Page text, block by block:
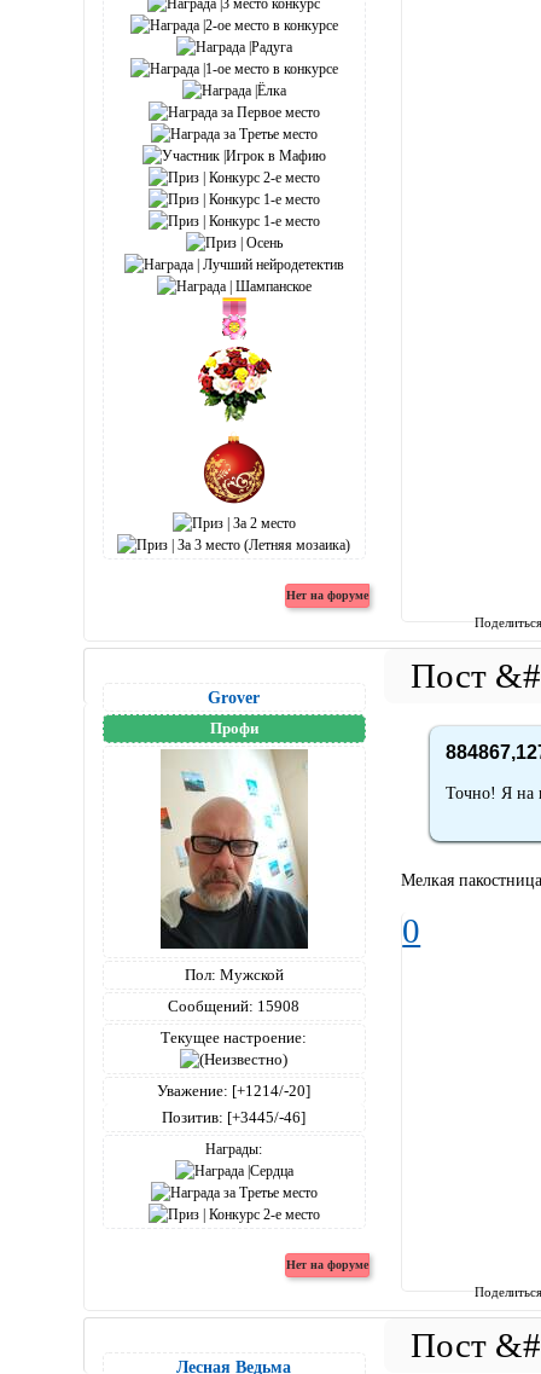
Grover
Профи
Пол: Мужской
Сообщений: 15908
Текущее настроение:
Уважение: [+1214/-20]
Позитив: [+3445/-46]
Награды:
Точно! Я на
Мелкая
0
Лесная Ведьма